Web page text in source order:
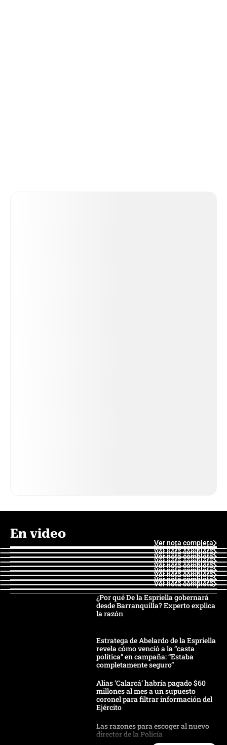
En video
Ver nota completa
Ver nota completa
Ver nota completa
Ver nota completa
Ver nota completa
Ver nota completa
Ver nota completa
Ver nota completa
Ver nota completa
Ver nota completa
¿Por qué De la Espriella gobernará
desde Barranquilla? Experto explica
la razón
Estratega de Abelardo de la Espriella
revela cómo venció a la “casta
política” en campaña: “Estaba
completamente seguro”
Alias ‘Calarcá’ habría pagado $60
millones al mes a un supuesto
coronel para filtrar información del
Ejército
Las razones para escoger al nuevo
director de la Policía